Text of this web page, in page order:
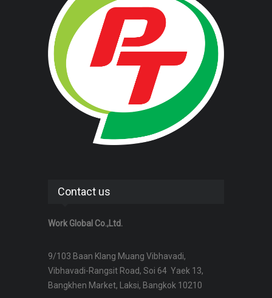
Contact us
Work Global Co.,Ltd.
9/103 Baan Klang Muang Vibhavadi,
Vibhavadi-Rangsit Road, Soi 64 Yaek 13,
Bangkhen Market, Laksi, Bangkok 10210